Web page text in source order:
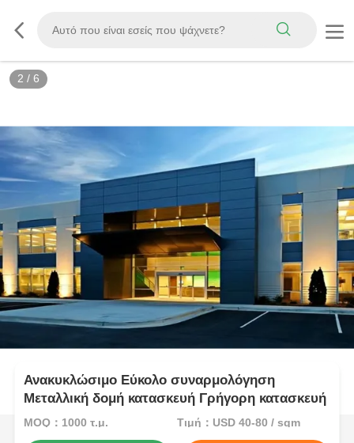
3 / 6
Ανακυκλώσιμο Εύκολο συναρμολόγηση
Μεταλλική δομή κατασκευή Γρήγορη κατασκευή
MOQ：1000 τ.μ. Τιμή：USD 40-80 / sqm